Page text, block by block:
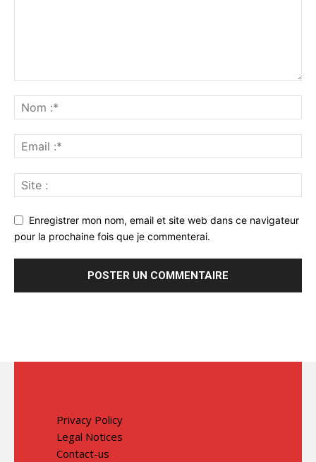
Enregistrer mon nom, email et site web dans ce navigateur
pour la prochaine fois que je commenterai.
Privacy Policy
Legal Notices
Contact-us